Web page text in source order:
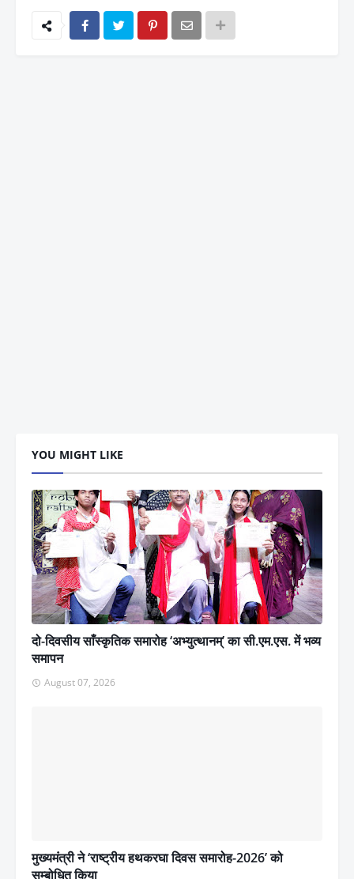
YOU MIGHT LIKE
दो-दिवसीय साँस्कृतिक समारोह ‘अभ्युत्थानम्’ का सी.एम.एस. में भव्य
समापन
August 07, 2026
मुख्यमंत्री ने ‘राष्ट्रीय हथकरघा दिवस समारोह-2026’ को
सम्बोधित किया